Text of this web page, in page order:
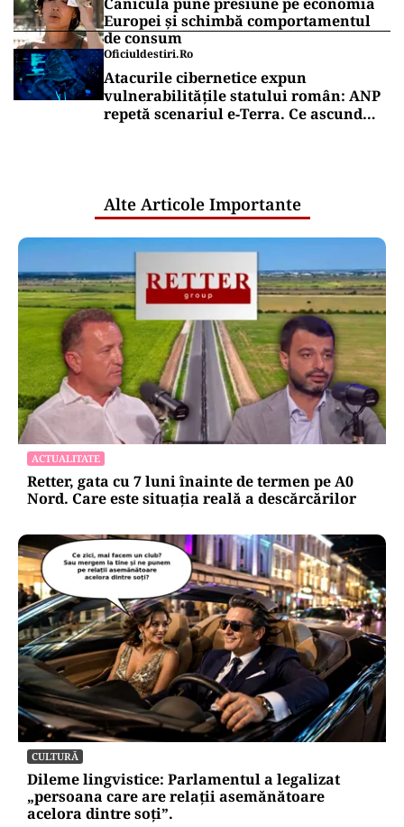
Europei și schimbă comportamentul
de consum
Oficiuldestiri.ro
Atacurile cibernetice expun
vulnerabilitățile statului român: ANP
repetă scenariul e‑Terra. Ce ascund
Alte Articole Importante
ACTUALITATE
Retter, gata cu 7 luni înainte de termen pe A0
Nord. Care este situația reală a descărcărilor
CULTURĂ
Dileme lingvistice: Parlamentul a legalizat
„persoana care are relații asemănătoare
acelora dintre soți”.